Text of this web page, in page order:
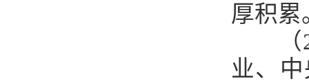
厚积累
业、